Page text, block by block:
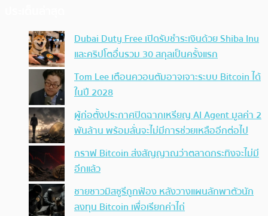
Dubai Duty Free เปิดรับชำระเงินด้วย Shiba Inu
และคริปโตอื่นรวม 30 สกุลเป็นครั้งแรก
Tom Lee เตือนควอนตัมอาจเจาะระบบ Bitcoin ได้
ในปี 2028
ผู้ก่อตั้งประกาศปิดฉากเหรียญ AI Agent มูลค่า 2
พันล้าน พร้อมลั่นจะไม่มีการช่วยเหลืออีกต่อไป
กราฟ Bitcoin ส่งสัญญาณว่าตลาดกระทิงจะไม่มี
อีกแล้ว
ชายชาวมิสซูรีถูกฟ้อง หลังวางแผนลักพาตัวนัก
ลงทุน Bitcoin เพื่อเรียกค่าไถ่